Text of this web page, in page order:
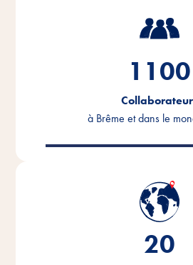
1100
à Brême et dans le
20